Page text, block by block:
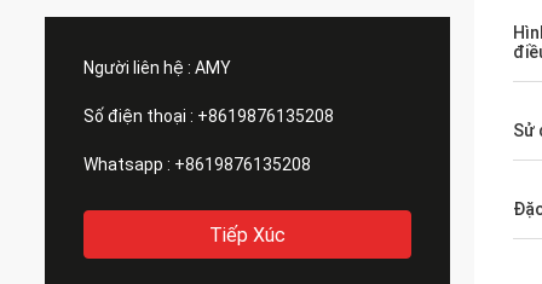
Người liên hệ : AMY
Số điện thoại : +8619876135208
Whatsapp : +8619876135208
Tiếp Xúc
Sử